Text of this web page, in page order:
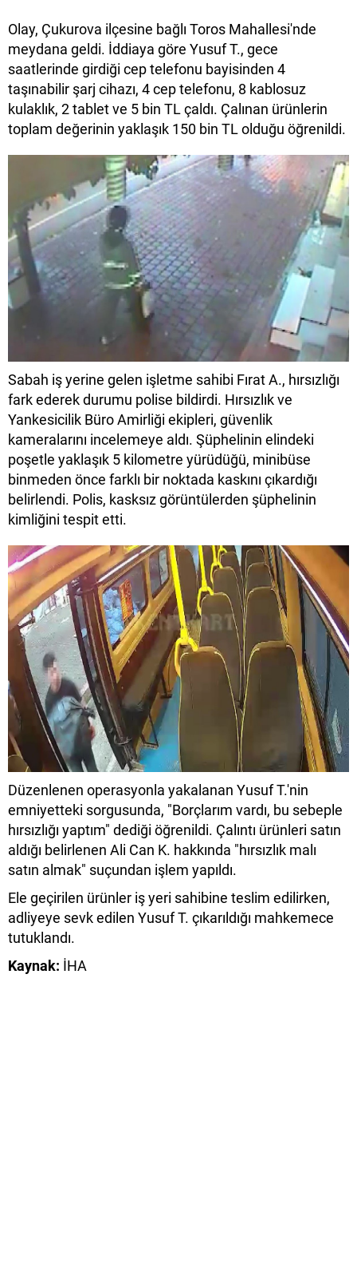
Olay, Çukurova ilçesine bağlı Toros Mahallesi'nde
meydana geldi. İddiaya göre Yusuf T., gece
saatlerinde girdiği cep telefonu bayisinden 4
taşınabilir şarj cihazı, 4 cep telefonu, 8 kablosuz
kulaklık, 2 tablet ve 5 bin TL çaldı. Çalınan ürünlerin
toplam değerinin yaklaşık 150 bin TL olduğu öğrenildi.
Sabah iş yerine gelen işletme sahibi Fırat A., hırsızlığı
fark ederek durumu polise bildirdi. Hırsızlık ve
Yankesicilik Büro Amirliği ekipleri, güvenlik
kameralarını incelemeye aldı. Şüphelinin elindeki
poşetle yaklaşık 5 kilometre yürüdüğü, minibüse
binmeden önce farklı bir noktada kaskını çıkardığı
belirlendi. Polis, kasksız görüntülerden şüphelinin
kimliğini tespit etti.
Düzenlenen operasyonla yakalanan Yusuf T.'nin
emniyetteki sorgusunda, "Borçlarım vardı, bu sebeple
hırsızlığı yaptım" dediği öğrenildi. Çalıntı ürünleri satın
aldığı belirlenen Ali Can K. hakkında "hırsızlık malı
satın almak" suçundan işlem yapıldı.
Ele geçirilen ürünler iş yeri sahibine teslim edilirken,
adliyeye sevk edilen Yusuf T. çıkarıldığı mahkemece
tutuklandı.
Kaynak: İHA